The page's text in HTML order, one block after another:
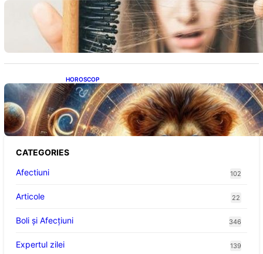
Semnele unei deficiențe de proteine:
Impactul asupra sănătății tale
HOROSCOP
Portalul Leului 8/8: Oportunități de
Abundență pentru Cinci Zodii în 2026
CATEGORIES
Afectiuni
102
Articole 22
Boli și Afecțiuni 346
Expertul zilei 139